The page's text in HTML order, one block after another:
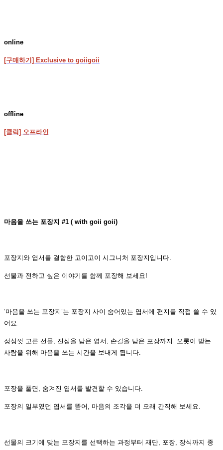
online
[구매하기] Exclusive to goiigoii
offline
[클릭] 오프라인
마음을 쓰는 포장지 #1 ( with goii goii)
포장지와 엽서를 결합한 고이고이 시그니처 포장지입니다.
선물과 전하고 싶은 이야기를 함께 포장해 보세요!
‘마음을 쓰는 포장지’는 포장지 사이 숨어있는 엽서에 편지를 직접 쓸 수 있
어요.
정성껏 고른 선물, 진심을 담은 엽서, 손길을 담은 포장까지. 오롯이 받는
사람을 위해 마음을 쓰는 시간을 보내게 됩니다.
포장을 풀면, 숨겨진 엽서를 발견할 수 있습니다.
포장의 일부였던 엽서를 뜯어, 마음의 조각을 더 오래 간직해 보세요.
선물의 크기에 맞는 포장지를 선택하는 과정부터 재단, 포장, 장식까지 종